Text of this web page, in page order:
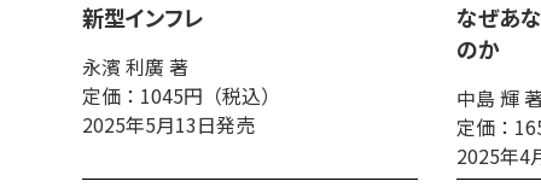
新型インフレ
永濱 利廣 著
定価：1045円（税込）
2025年5月13日発売
なぜあ
のか
中島 輝
定価：
2025年4